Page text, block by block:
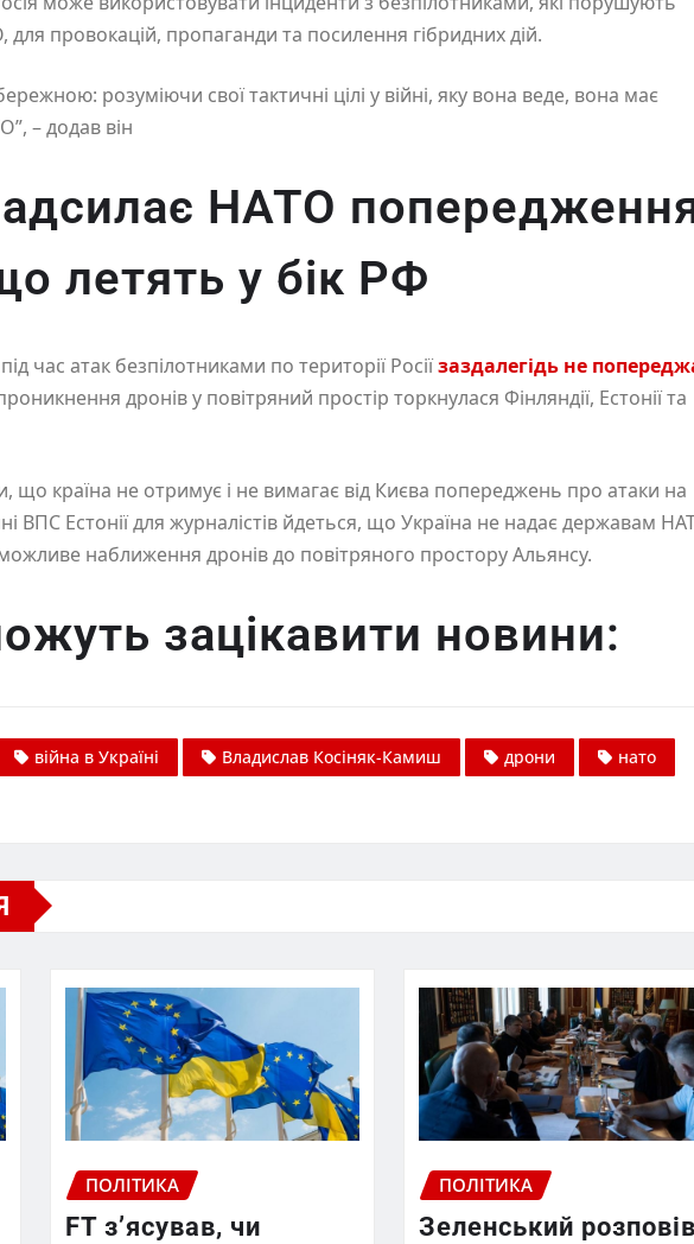
для провокацій, пропаганди та посилення гібридних дій.
розуміючи свої тактичні цілі у війні, яку вона веде, вона має
– додав він
НАТО
летять у бік РФ
час атак безпілотниками по території Росіїзаздалегідь не
дронів у повітряний простір торкнулася Фінляндії, Естонії та
що країна не отримує і не вимагає від Києва попереджень про атаки на
ВПС Естонії для журналістів йдеться, що Україна не надає державам
наближення дронів до повітряного простору Альянсу.
зацікавити новини:
війна в Україні Владислав Косіняк-Камиш дрони
нато
ПОЛІТИКА
FT зʼясував, чи
ПОЛІТИКА
Зеленський